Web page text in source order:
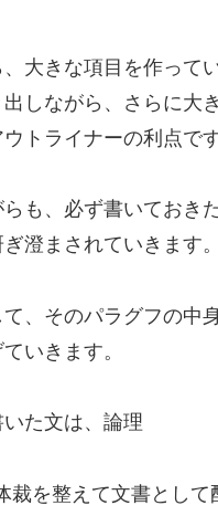
大きな項目を作って
しながら、さらに大
トライナーの利点です
も、必ず書いておき
澄まされていきます。
、そのパラグフの中
いきます。
た文は、論理
を整えて文書とし